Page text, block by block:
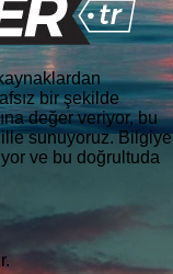
bir şekilde
değer veriyor, bu
sunuyoruz. Bilgiye
ve bu doğrultuda